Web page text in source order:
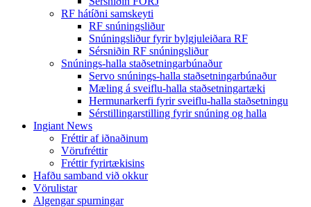
RF hátíðni samskeyti
RF snúningsliður
Snúningsliður fyrir bylgjuleiðara RF
Sérsniðin RF snúningsliður
Snúnings-halla staðsetningarbúnaður
Servo snúnings-halla staðsetningarbúnaður
Mæling á sveiflu-halla staðsetningartæki
Hermunarkerfi fyrir sveiflu-halla staðsetningu
Sérstillingarstilling fyrir snúning og halla
Ingiant News
Fréttir af iðnaðinum
Vörufréttir
Fréttir fyrirtækisins
Hafðu samband við okkur
Vörulistar
Algengar spurningar